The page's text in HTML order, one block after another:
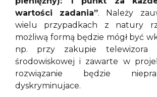
wartości zadania”. Należy
wielu przypadkach z natury
możliwą formą będzie mógł być
np. przy zakupie telewizora
środowiskowej i zawarte w
rozwiązanie będzie
dyskryminujace.